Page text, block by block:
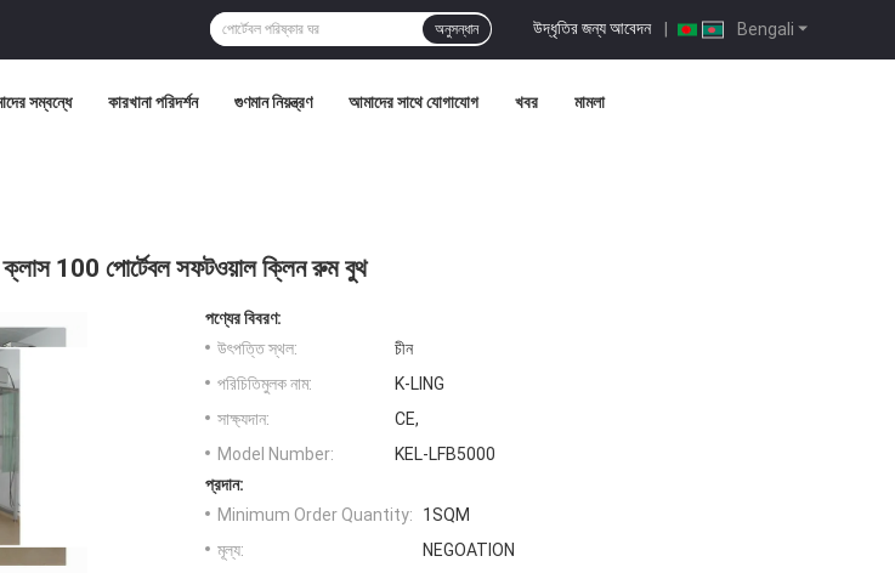
Bengali
উদ্ধৃতির জন্য আবেদন |
অনুসন্ধান
সম্বন্ধে কারখানা পরিদর্শন গুণমান নিয়ন্ত্রণ আমাদের সাথে যোগাযোগ খবর মামলা
ক্লাস 100 পোর্টেবল সফটওয়াল ক্লিন রুম বুথ
পণ্যের বিবরণ:
উৎপত্তি স্থল:
চীন
পরিচিতিমুলক নাম:
K-LING
সাক্ষ্যদান:
CE,
Model Number:
KEL-LFB5000
প্রদান:
Minimum Order Quantity:
1SQM
মূল্য:
NEGOATION